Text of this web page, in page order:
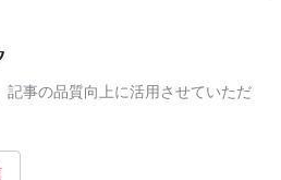
記事の品質向上に活用させていただ